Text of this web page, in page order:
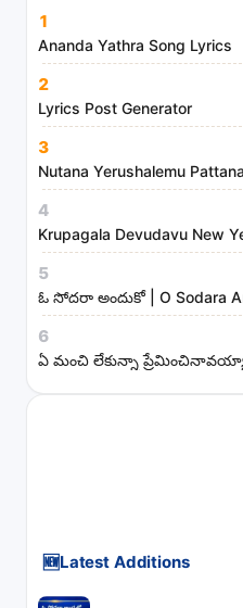
m
i
s
t
r
i
e
s
1
Ananda Yathra Song Lyrics
2
Lyrics Post Generator
3
Nutana Yerushalemu
4
Krupagala Devudavu New
5
ఓ సోదరా అందుకో | O Sodara
6
ఏ మంచి లేకున్నా ప్రేమించినావయ్యా |
🆕Latest Additions